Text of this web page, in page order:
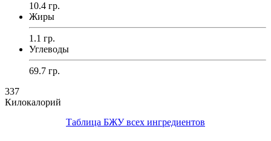
10.4 гр.
Жиры
1.1 гр.
Углеводы
69.7 гр.
337
Килокалорий
Таблица БЖУ всех ингредиентов